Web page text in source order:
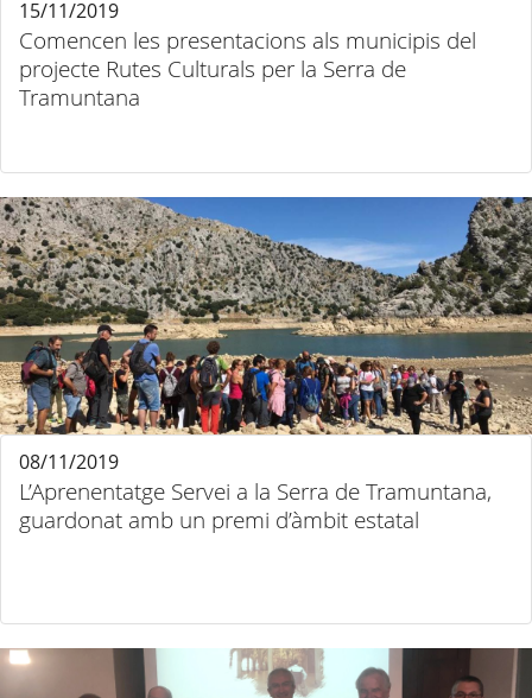
Comencen les presentacions als municipis del
projecte Rutes Culturals per la Serra de
Tramuntana
15/11/2019
L’Aprenentatge Servei a la Serra de Tramuntana,
guardonat amb un premi d’àmbit estatal
08/11/2019